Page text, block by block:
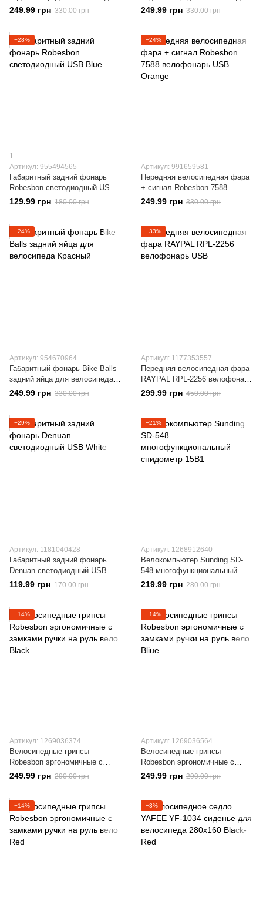
Зеленый
249.99 грн 330.00 грн
Синий
249.99 грн 330.00 грн
−28%
1
Артикул: 955494565
Габаритный задний фонарь
Robesbon светодиодный USB
Blue
129.99 грн 180.00 грн
−24%
Артикул: 991659581
Передняя велосипедная фара
+ сигнал Robesbon 7588
велофонарь USB Orange
249.99 грн 330.00 грн
−24%
Артикул: 954670964
Габаритный фонарь Bike Balls
задний яйца для велосипеда
Красный
249.99 грн 330.00 грн
−33%
Артикул: 1177353557
Передняя велосипедная фара
RAYPAL RPL-2256 велофонарь
USB
299.99 грн 450.00 грн
−29%
Артикул: 1181040428
Габаритный задний фонарь
Denuan светодиодный USB
White
119.99 грн 170.00 грн
−21%
Артикул: 1268912640
Велокомпьютер Sunding SD-
548 многофункциональный
спидометр 15В1
219.99 грн 280.00 грн
−14%
Артикул: 1269036374
Велосипедные грипсы
Robesbon эргономичные с
замками ручки на руль вело
249.99 грн 290.00 грн
−14%
Артикул: 1269036564
Велосипедные грипсы
Robesbon эргономичные с
замками ручки на руль вело
249.99 грн 290.00 грн
−14% −3%